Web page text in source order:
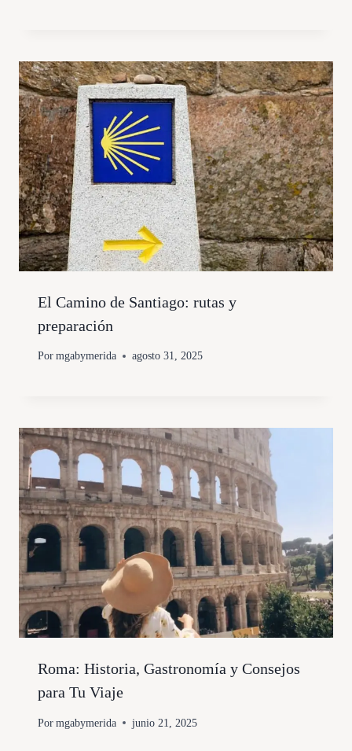
El Camino de Santiago: rutas y
preparación
Por mgabymerida agosto 31, 2025
Roma: Historia, Gastronomía y Consejos
para Tu Viaje
Por mgabymerida junio 21, 2025